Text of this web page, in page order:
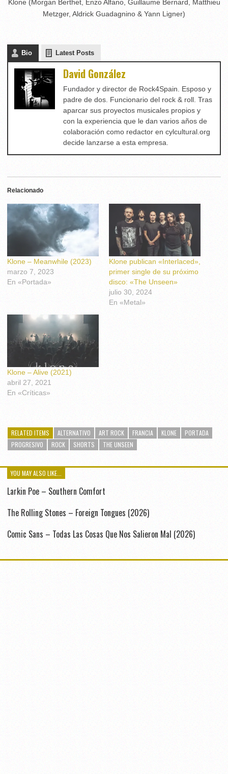
Klone (Morgan Berthet, Enzo Alfano, Guillaume Bernard, Matthieu
Metzger, Aldrick Guadagnino & Yann Ligner)
Bio Latest Posts
David González
Fundador y director de Rock4Spain. Esposo y
padre de dos. Funcionario del rock & roll. Tras
aparcar sus proyectos musicales propios y
con la experiencia que le dan varios años de
colaboración como redactor en cylcultural.org
decide lanzarse a esta empresa.
Relacionado
Klone – Meanwhile (2023)
marzo 7, 2023
En «Portada»
Klone publican «Interlaced»,
primer single de su próximo
disco: «The Unseen»
julio 30, 2024
En «Metal»
Klone – Alive (2021)
abril 27, 2021
En «Críticas»
RELATED ITEMS ALTERNATIVO ART ROCK FRANCIA KLONE
PORTADA
PROGRESIVO
ROCK SHORTS THE UNSEEN
YOU MAY ALSO LIKE...
Larkin Poe – Southern Comfort
The Rolling Stones – Foreign Tongues (2026)
Comic Sans – Todas Las Cosas Que Nos Salieron Mal (2026)